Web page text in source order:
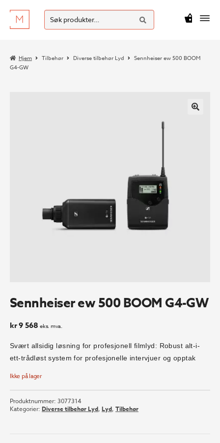
Hopp
til
Hopp
til
Søk
etter:
SØK
kr0
Hjem Tilbehør Diverse tilbehør Lyd
Sennheiser ew 500 BOOM
G4-GW
Sennheiser ew 500 BOOM G4-GW
kr9 568 eks. mva.
Svært allsidig løsning for profesjonell filmlyd: Robust alt-i-
ett-trådløst system for profesjonelle intervjuer og opptak
Ikke på lager
Produktnummer: 3077314
Kategorier: Diverse tilbehør Lyd, Lyd, Tilbehør